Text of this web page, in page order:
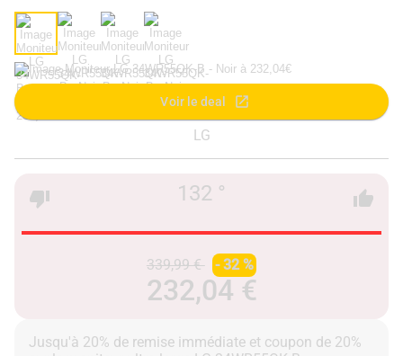
Voir le deal
LG
132 °
339,99 € - 32 %
232,04 €
Jusqu'à 20% de remise immédiate et coupon de 20%